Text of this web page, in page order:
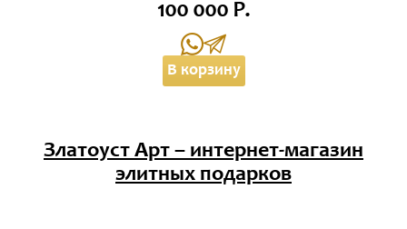
100 000 Р.
В корзину
Златоуст Арт – интернет-магазин
элитных подарков